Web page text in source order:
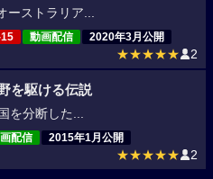
ーストラリア...
動画配信 2020年3月公開
★★★★★ 2
を駆ける伝説
を分断した...
配信 2015年1月公開
★★★★★ 2